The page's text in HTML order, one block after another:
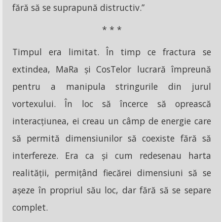
fără să se suprapună distructiv.”
* * *
Timpul era limitat. În timp ce fractura se
extindea, MaRa și CosTelor lucrară împreună
pentru a manipula stringurile din jurul
vortexului. În loc să încerce să oprească
interacțiunea, ei creau un câmp de energie care
să permită dimensiunilor să coexiste fără să
interfereze. Era ca și cum redesenau harta
realității, permițând fiecărei dimensiuni să se
așeze în propriul său loc, dar fără să se separe
complet.